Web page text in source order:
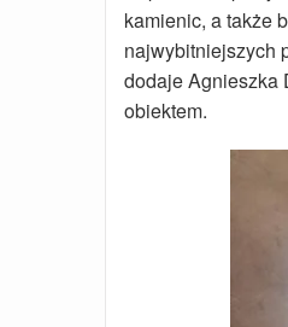
kamienic, a także
najwybitniejszych
dodaje Agnieszka
obiektem.